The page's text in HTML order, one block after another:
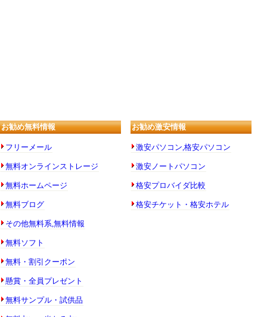
お勧め無料情報
フリーメール
無料オンラインストレージ
無料ホームページ
無料ブログ
その他無料系,無料情報
無料ソフト
無料・割引クーポン
懸賞・全員プレゼント
無料サンプル・試供品
お勧め激安情報
激安パソコン,格安パソコン
激安ノートパソコン
格安プロバイダ比較
格安チケット・格安ホテル